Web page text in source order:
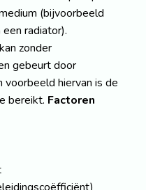
(bijvoorbeeld
radiator).
zonder
gebeurt door
hiervan is de
bereikt. Factoren